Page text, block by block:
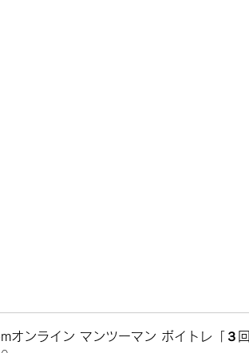
オンライン マンツーマン ボイトレ「３